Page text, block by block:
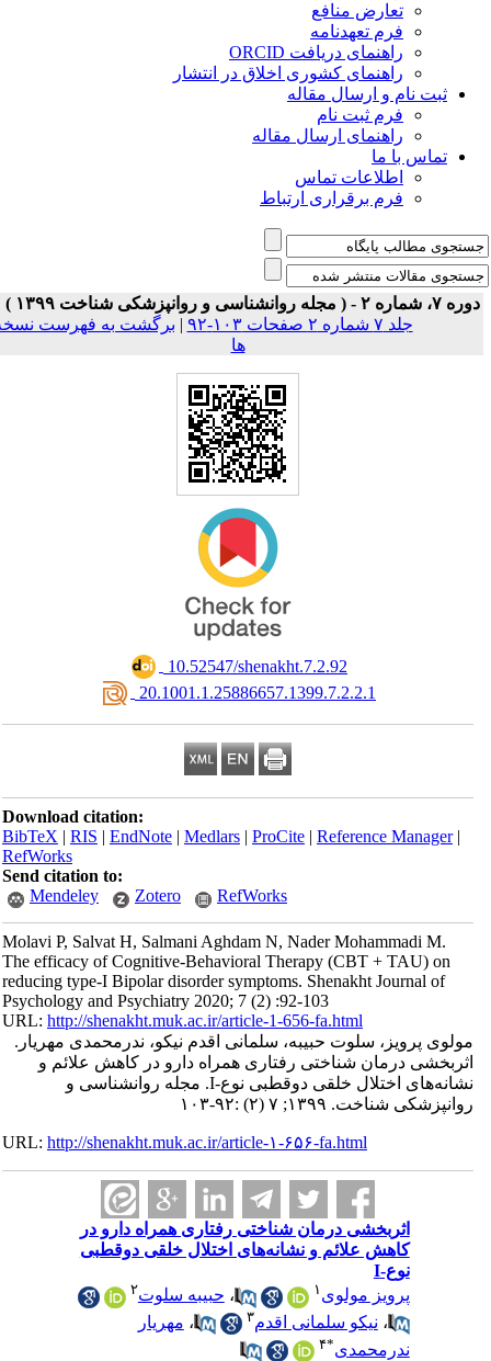
تعارض منافع
فرم تعهدنامه
راهنمای دریافت ORCID
راهنمای کشوری اخلاق در انتشار
ثبت نام و ارسال مقاله
فرم ثبت نام
راهنمای ارسال مقاله
تماس با ما
اطلاعات تماس
فرم برقراری ارتباط
شماره ۲ - ( مجله روانشناسی و روانپزشکی شناخت ۱۳۹۹ )
جلد ۷ شماره ۲ صفحات ۱۰۳-۹۲
|برگشت به فهرست نسخه
ها
‎ 10.52547/shenakht.7.2.92
‎ 20.1001.1.25886657.1399.7.2.2.1
Download citation:
BibTeX|RIS|EndNote|Medlars|ProCite|Reference Manager
RefWorks
Send citation to:
Mendeley
Zotero RefWorks
Molavi P, Salvat H, Salmani Aghdam N, Nader Mohammadi M.
The efficacy of Cognitive-Behavioral Therapy (CBT + TAU) on
reducing type-I Bipolar disorder symptoms. Shenakht Journal of
Psychology and Psychiatry 2020; 7 (2) :92-103
URL:http://shenakht.muk.ac.ir/article-1-656-fa.html
مولوی پرویز، سلوت حبیبه، سلمانی اقدم نیکو، ندرمحمدی مهریار.
اثربخشی درمان شناختی رفتاری همراه دارو در کاهش علائم و
نشانه‌های اختلال خلقی دوقطبی نوع-I. مجله روانشناسی و
روانپزشکی شناخت. ۱۳۹۹; ۷ (۲) :۹۲-۱۰۳
URL:http://shenakht.muk.ac.ir/article-۱-۶۵۶-fa.html
اثربخشی درمان شناختی رفتاری همراه دارو در
کاهش علائم و نشانه‌های اختلال خلقی دوقطبی
نوع-I
پرویز مولوی۱ ،حبیبه سلوت۲
،نیکو سلمانی اقدم ،مهریار
ندرمحمدی
۴